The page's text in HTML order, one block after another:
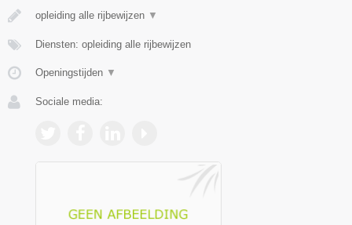
opleiding alle rijbewijzen ▼
Diensten: opleiding alle rijbewijzen
Openingstijden ▼
Sociale media: